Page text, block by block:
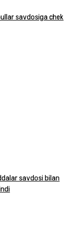
savdosiga chek
savdosi bilan